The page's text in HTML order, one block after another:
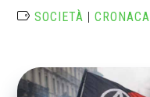
SOCIETÀ |CRONACA